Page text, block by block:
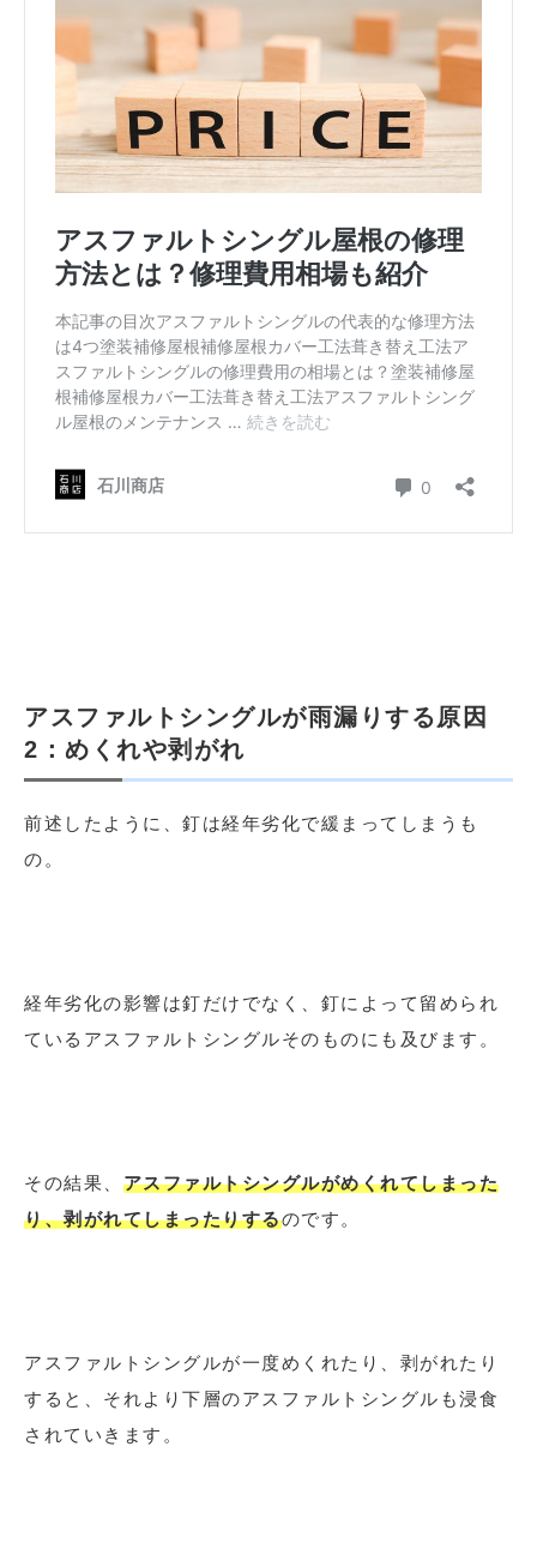
アスファルトシングルが雨漏りする原因
2：めくれや剥がれ
前述したように、釘は経年劣化で緩まってしまうも
の。
経年劣化の影響は釘だけでなく、釘によって留められ
ているアスファルトシングルそのものにも及びます。
その結果、 アスファルトシングルがめくれてしまった
り、剥がれてしまったりするのです。
アスファルトシングルが一度めくれたり、剥がれたり
すると、それより下層のアスファルトシングルも浸食
されていきます。